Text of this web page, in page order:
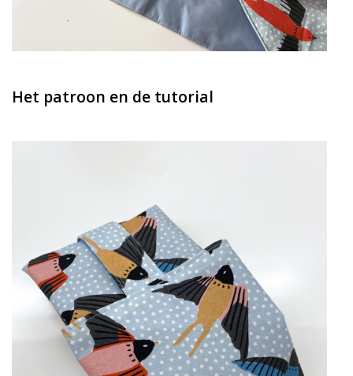
Het patroon en de tutorial